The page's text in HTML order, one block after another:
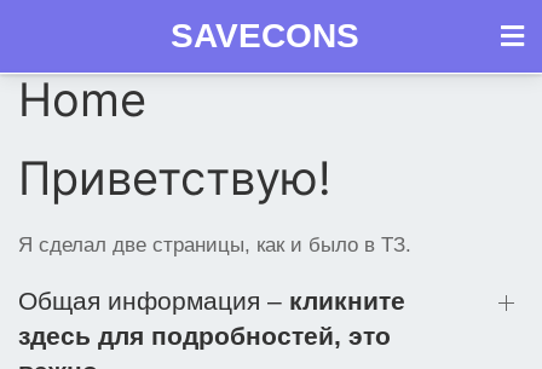
Skip
SAVECONS
Как
получить
Home
Приветствую!
Я сделал две страницы, как и было в ТЗ.
Общая информация – кликните
здесь для подробностей, это